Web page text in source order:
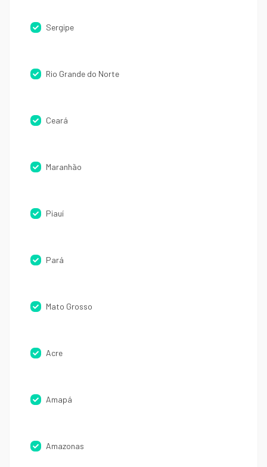
Sergipe
Rio Grande do Norte
Ceará
Maranhão
Piauí
Pará
Mato Grosso
Acre
Amapá
Amazonas